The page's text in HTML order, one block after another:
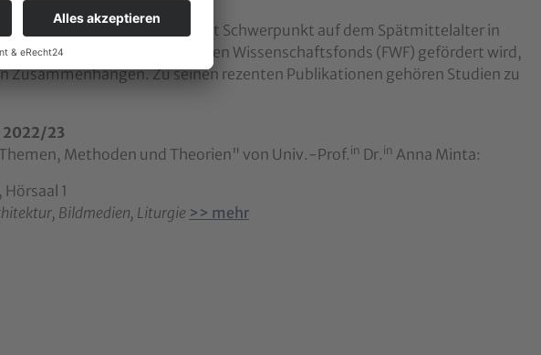
Wien) ist Kunsthistoriker mit Schwerpunkt auf dem Spätmittelalter in
durch den Österreichischen Wissenschaftsfonds (FWF) gefördert wird,
Zu seinen rezenten Publikationen gehören Studien zu
2022/23
Methoden und Theorien" von Univ.-Prof. in Dr. in Anna Minta:
1
Bildmedien, Liturgie >> mehr